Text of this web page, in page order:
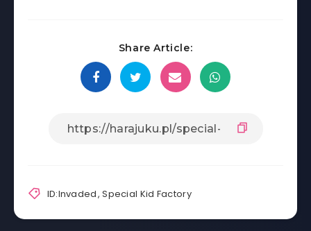
Share Article:
ID:Invaded,Special Kid Factory